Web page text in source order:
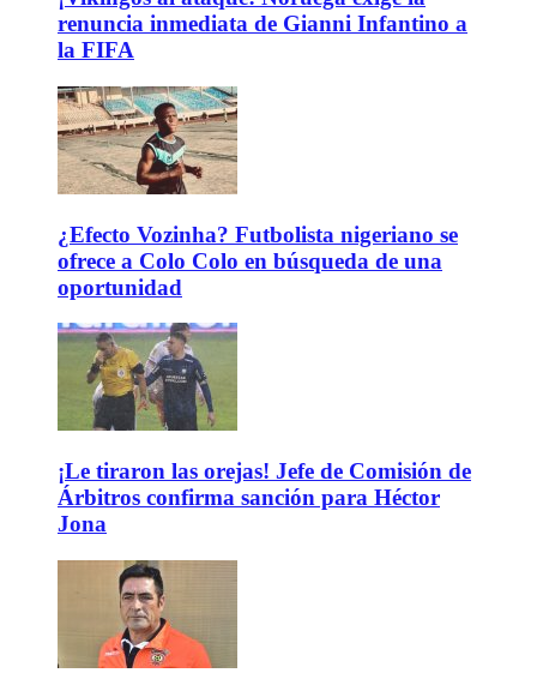
renuncia inmediata de Gianni Infantino a
la FIFA
¿Efecto Vozinha? Futbolista nigeriano se
ofrece a Colo Colo en búsqueda de una
oportunidad
¡Le tiraron las orejas! Jefe de Comisión de
Árbitros confirma sanción para Héctor
Jona